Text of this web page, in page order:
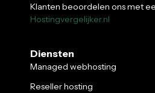
Klanten beoordelen ons met
Hostingvergelijker.nl
Diensten
Managed webhosting
Reseller hosting